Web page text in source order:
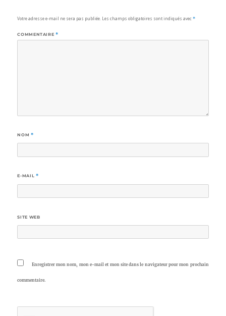
Votre adresse e-mail ne sera pas publiée. Les champs obligatoires sont indiqués avec*
COMMENTAIRE *
NOM *
E-MAIL *
SITE WEB
Enregistrer mon nom, mon e-mail et mon site dans le navigateur pour mon prochain
commentaire.